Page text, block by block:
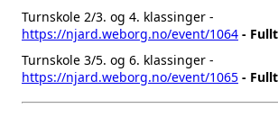
Turnskole 2/3. og 4. klassinger -
https://njard.weborg.no/event/1064 -
Turnskole 3/5. og 6. klassinger -
https://njard.weborg.no/event/1065 -